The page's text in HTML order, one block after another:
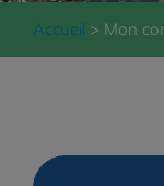
Accueil Mon